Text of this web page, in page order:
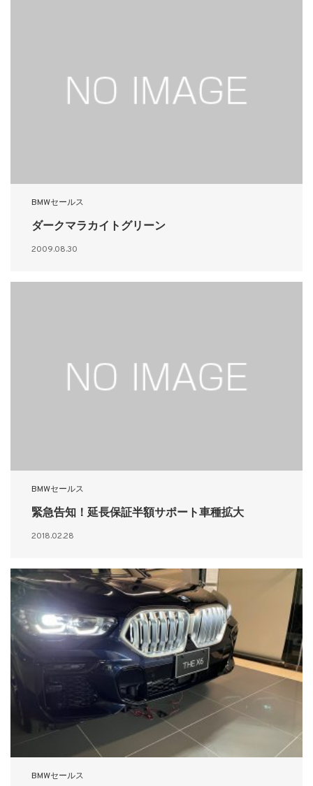
BMWセールス
ダークマラカイトグリーン
2009.08.30
BMWセールス
緊急告知！延長保証半額サポート車種拡大
2018.02.28
BMWセールス